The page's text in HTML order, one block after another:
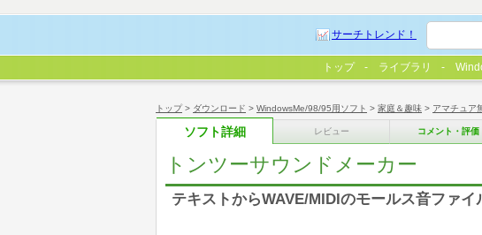
トップ> ダウンロード > WindowsMe/98/95用ソフト > 家庭＆趣味 > アマチュア
ソフト詳細 レビュー コメント・評価
トンツーサウンドメーカー
テキストからWAVE/MIDIのモールス音ファイ
サーチトレンド！
トップ ライブラリ